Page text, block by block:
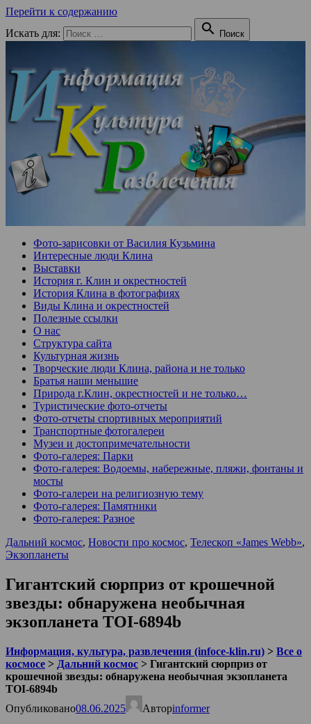
Перейти к содержанию
Искать для:
 Поиск
Фото-зарисовки от Василия Кузьмина
Интересные люди Клина
Выставки
История г. Клин и окрестностей
История Клина в фотографиях
Виды Клина и окрестностей
Полезные ссылки
О нас
Структура сайта
Культурная жизнь
Творческие люди Клина, района и не только
Братья наши меньшие
Природа г.Клин, окрестностей и не только…
Туристические фото-отчеты
Фото-отчеты спортивных мероприятий
Транспортные фотогалереи
Музеи и достопримечательности
Фото-галерея: Парки
Фото-галерея: Водоемы, набережные, пляжи, фонтаны и
мосты
Фото-галереи на религиозную тему
Фото-галерея: Памятники
Фото-галерея: Разное
Дальний космос, Новости про космос, Телескоп «James Webb»,
Экзопланеты
Гигантский сюрприз от крошечной
звезды: обнаружена необычная
экзопланета TOI-6894b
Информация, культура, развлечения (infoce-klin.ru) > Все о
космосе > Дальний космос > Гигантский сюрприз от
крошечной звезды: обнаружена необычная экзопланета
TOI-6894b
Опубликовано08.06.2025 Авторinformer